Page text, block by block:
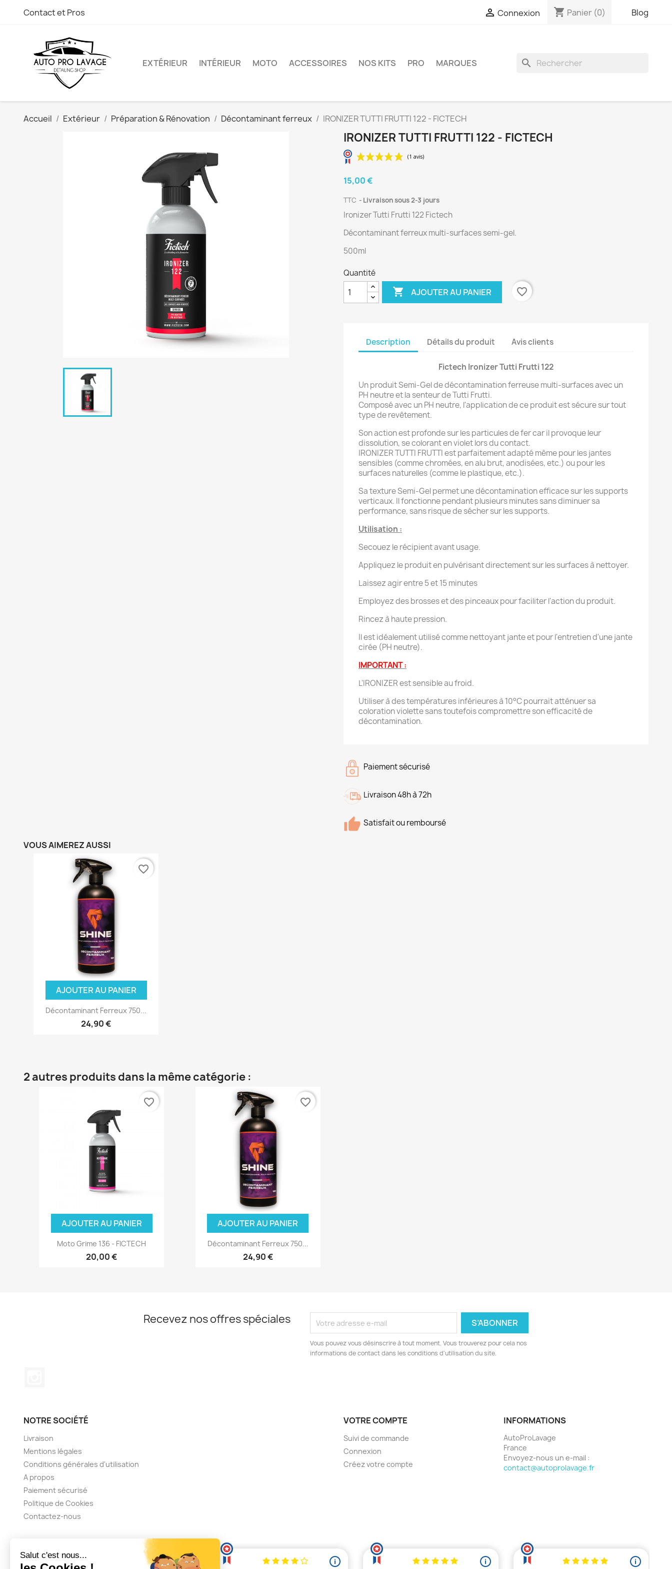
Contact et Pros  Connexion shopping_cart Panier (0) Blog
EXTÉRIEUR INTÉRIEUR MOTO ACCESSOIRES NOS KITS PRO MARQUES search
Accueil Extérieur Préparation & Rénovation Décontaminant ferreux IRONIZER TUTTI FRUTTI 122 - FICTECH
IRONIZER TUTTI FRUTTI 122 - FICTECH
15,00 €
TTC Livraison sous 2-3 jours
Ironizer Tutti Frutti 122 Fictech
Décontaminant ferreux multi-surfaces semi-gel.
500ml
Quantité
 AJOUTER AU PANIER favorite_border
Description Détails du produit Avis clients
Fictech Ironizer Tutti Frutti 122
Un produit Semi-Gel de décontamination ferreuse multi-surfaces avec un
PH neutre et la senteur de Tutti Frutti.
Composé avec un PH neutre, l'application de ce produit est sécure sur tout
type de revêtement.
Son action est profonde sur les particules de fer car il provoque leur
dissolution, se colorant en violet lors du contact.
IRONIZER TUTTI FRUTTI est parfaitement adapté même pour les jantes
sensibles (comme chromées, en alu brut, anodisées, etc.) ou pour les
surfaces naturelles (comme le plastique, etc.).
Sa texture Semi-Gel permet une décontamination efficace sur les supports
verticaux. Il fonctionne pendant plusieurs minutes sans diminuer sa
performance, sans risque de sécher sur les supports.
Utilisation :
Secouez le récipient avant usage.
Appliquez le produit en pulvérisant directement sur les surfaces à nettoyer.
Laissez agir entre 5 et 15 minutes
Employez des brosses et des pinceaux pour faciliter l'action du produit.
Rincez à haute pression.
Il est idéalement utilisé comme nettoyant jante et pour l'entretien d'une jante
cirée (PH neutre).
IMPORTANT :
L'IRONIZER est sensible au froid.
Utiliser à des températures inférieures à 10°C pourrait atténuer sa
coloration violette sans toutefois compromettre son efficacité de
décontamination.
Paiement sécurisé
Livraison 48h à 72h
Satisfait ou remboursé
VOUS AIMEREZ AUSSI
AJOUTER AU PANIER
Décontaminant Ferreux 750...
24,90 €
favorite_border
2 autres produits dans la même catégorie :
AJOUTER AU PANIER
Moto Grime 136 - FICTECH
20,00 €
favorite_border
AJOUTER AU PANIER
Décontaminant Ferreux 750...
24,90 €
favorite_border
Recevez nos offres spéciales
Vous pouvez vous désinscrire à tout moment. Vous trouverez pour cela nos
informations de contact dans les conditions d'utilisation du site.
NOTRE SOCIÉTÉ
Livraison
Mentions légales
Conditions générales d'utilisation
A propos
Paiement sécurisé
Politique de Cookies
Contactez-nous
VOTRE COMPTE
Suivi de commande
Connexion
Créez votre compte
INFORMATIONS
AutoProLavage
France
Envoyez-nous un e-mail :
contact@autoprolavage.fr